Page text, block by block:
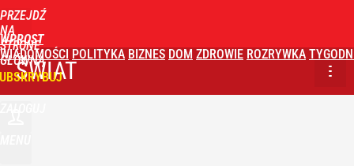
PRZEJDŹ
NA
STRONĘ
GŁÓWNĄ
WPROST
WIADOMOŚCI POLITYKA BIZNES DOM ZDROWIE ROZRYWKA
ŚWIAT